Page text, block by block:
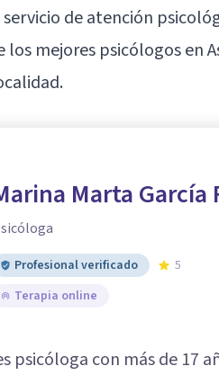
servicio de atención
mejores psicólogos en
Marta García
Profesional verificado
5
Terapia online
psicóloga con más de 17